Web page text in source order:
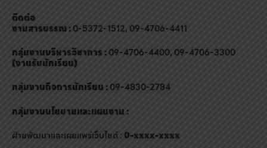
ติดต่อ
งานสารบรรณ :0-5372-1512, 09-4706-4411
กลุ่มงานบริหารวิชาการ :09-4706-4400, 09-4706-3300
(งานรับนักเรียน)
กลุ่มงานกิจการนักเรียน :09-4830-2784
กลุ่มงานนโยบายและแผนงาน :
ฝ่ายพัฒนาและเผยแพร่เว็บไซต์ : 0-xxxx-xxxx